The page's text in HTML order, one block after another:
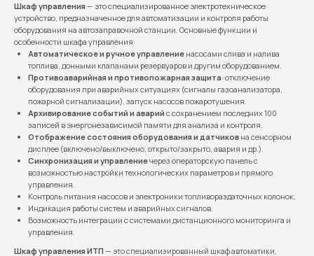
Шкаф управления — это специализированное электротехническое
устройство, предназначенное для автоматизации и контроля работы
оборудования на автозаправочной станции. Основные функции и
особенности шкафа управления:
Автоматическое и ручное управление насосами слива и налива
топлива, донными клапанами резервуаров и другим оборудованием.
Противоаварийная и противопожарная защита: отключение
оборудования при аварийных ситуациях (сигналы газоанализатора,
пожарной сигнализации), запуск насосов пожаротушения.
Архивирование событий и аварий с сохранением последних 100
записей в энергонезависимой памяти для анализа и контроля.
Отображение состояния оборудования и датчиков на сенсорном
дисплее (включено/выключено, открыто/закрыто, авария и др.).
Синхронизация и управлениечерез операторскую панель с
возможностью настройки технологических параметров и прямого
управления.
Контроль питания насосов и электроники топливораздаточных колонок.
Индикация работы систем и аварийных сигналов.
Возможность интеграции с системами дистанционного мониторинга и
управления.
Шкаф управления ИТП — это специализированный шкаф автоматики,